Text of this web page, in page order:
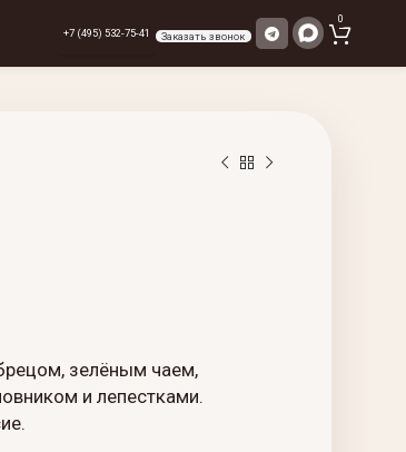
+7 (495) 532-75-41 Заказать звонок
0
зелёным чаем,
и лепестками.